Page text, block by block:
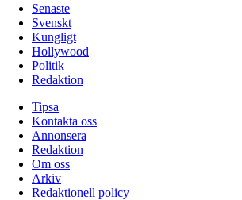
Senaste
Svenskt
Kungligt
Hollywood
Politik
Redaktion
Tipsa
Kontakta oss
Annonsera
Redaktion
Om oss
Arkiv
Redaktionell policy